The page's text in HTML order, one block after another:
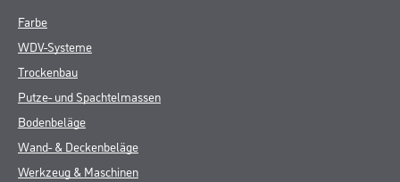
Farbe
WDV-Systeme
Trockenbau
Putze- und Spachtelmassen
Bodenbeläge
Wand- & Deckenbeläge
Werkzeug & Maschinen